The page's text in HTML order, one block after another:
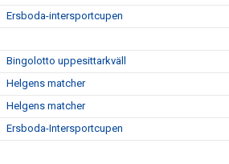
Ersboda-intersportcupen
Bingolotto uppesittarkväll
Helgens matcher
Helgens matcher
Ersboda-Intersportcupen